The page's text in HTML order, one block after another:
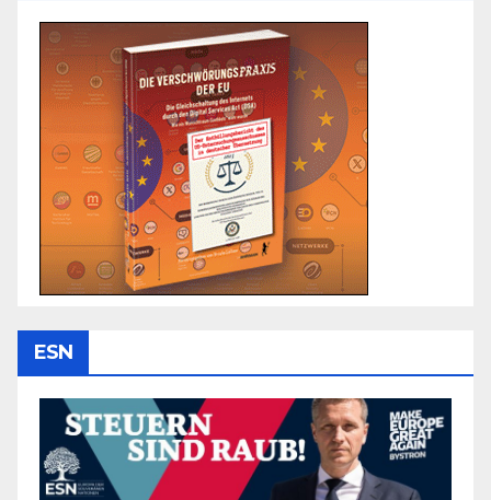
ESN